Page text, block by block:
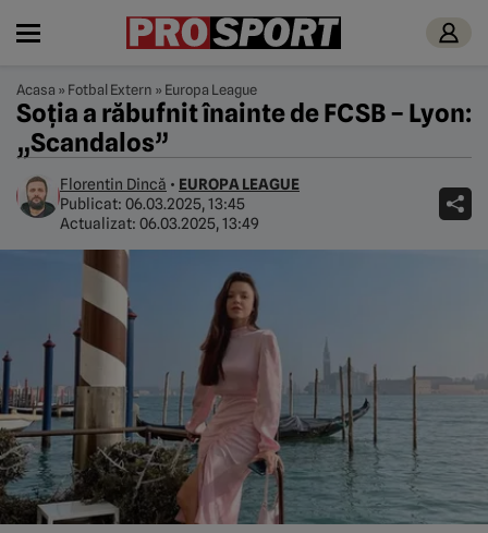
Acasa » Fotbal Extern » Europa League
Soția a răbufnit înainte de FCSB – Lyon:
„Scandalos”
Florentin Dincă • EUROPA LEAGUE
Publicat: 06.03.2025, 13:45
Actualizat: 06.03.2025, 13:49